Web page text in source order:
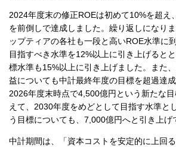
2024年度末の修正ROEは初めて10%を超え
を前倒しで達成しました。繰り返しになり
ップティアの各社も一段と高いROE水準に
目指すべき水準を12%以上に引き上げると
標水準も15%以上に引き上げました。また
益についても中計最終年度の目標を超過達成
2026年度末時点で4,500億円という新たな
えて、2030年度をめどとして目指す水準と
う目標についても、7,000億円へと引き上げ
中計期間は、「資本コストを安定的に上回